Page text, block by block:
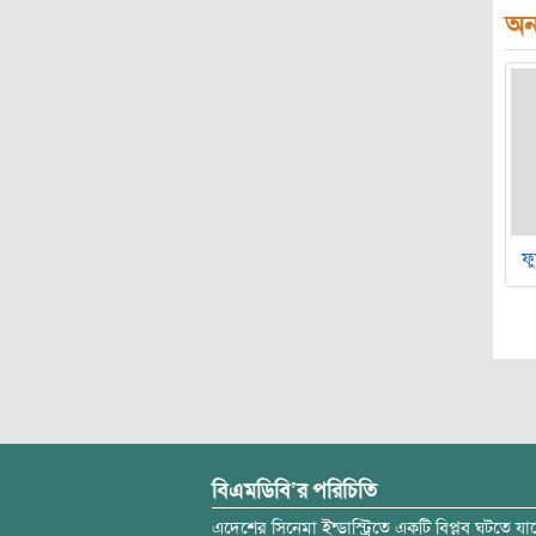
বিএমডিবি’র পরিচিতি
এদেশের সিনেমা ইন্ডাস্ট্রিতে একটি বিপ্লব ঘটতে